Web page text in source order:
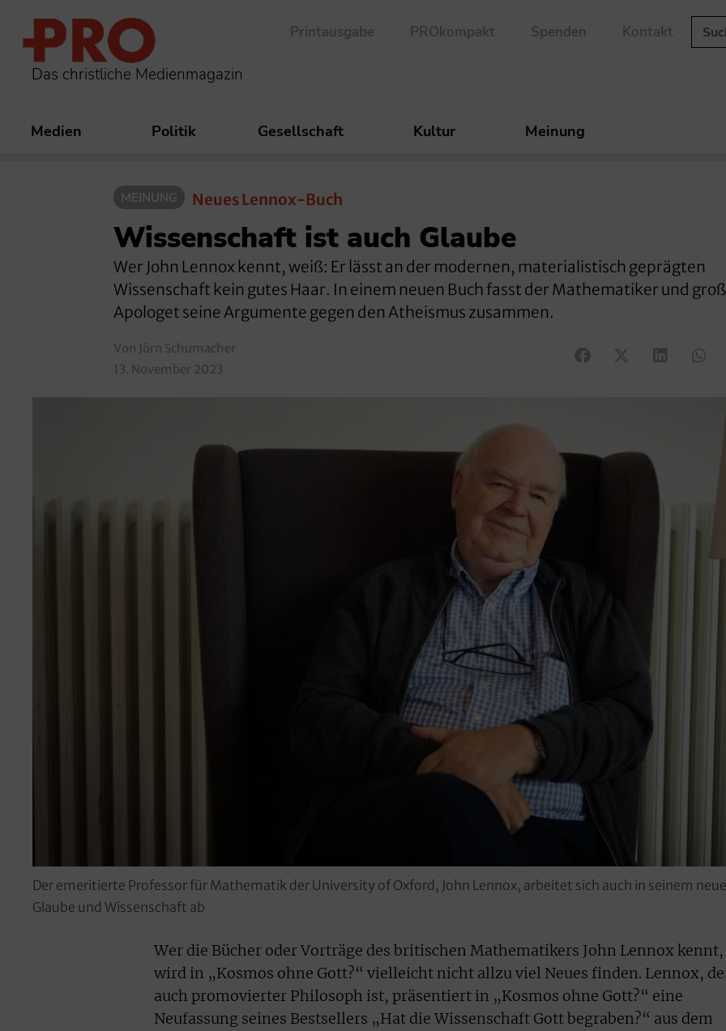
Das christliche Medienmagazin
Printausgabe PROkompakt Spenden Kontakt
Medien Politik Gesellschaft Kultur Meinung
MEINUNG Neues Lennox-Buch
Wissenschaft ist auch Glaube
Wer John Lennox kennt, weiß: Er lässt an der modernen, materialistisch geprägten
Wissenschaft kein gutes Haar. In einem neuen Buch fasst der Mathematiker und
Apologet seine Argumente gegen den Atheismus zusammen.
Von Jörn Schumacher
13. November 2023
Der emeritierte Professor für Mathematik der University of Oxford, John Lennox, arbeitet sich auch in seinem
Glaube und Wissenschaft ab
Wer die Bücher oder Vorträge des britischen Mathematikers John Lennox kennt,
wird in „Kosmos ohne Gott?“ vielleicht nicht allzu viel Neues finden. Lennox,
auch promovierter Philosoph ist, präsentiert in „Kosmos ohne Gott?“ eine
Neufassung seines Bestsellers „Hat die Wissenschaft Gott begraben?“ aus dem